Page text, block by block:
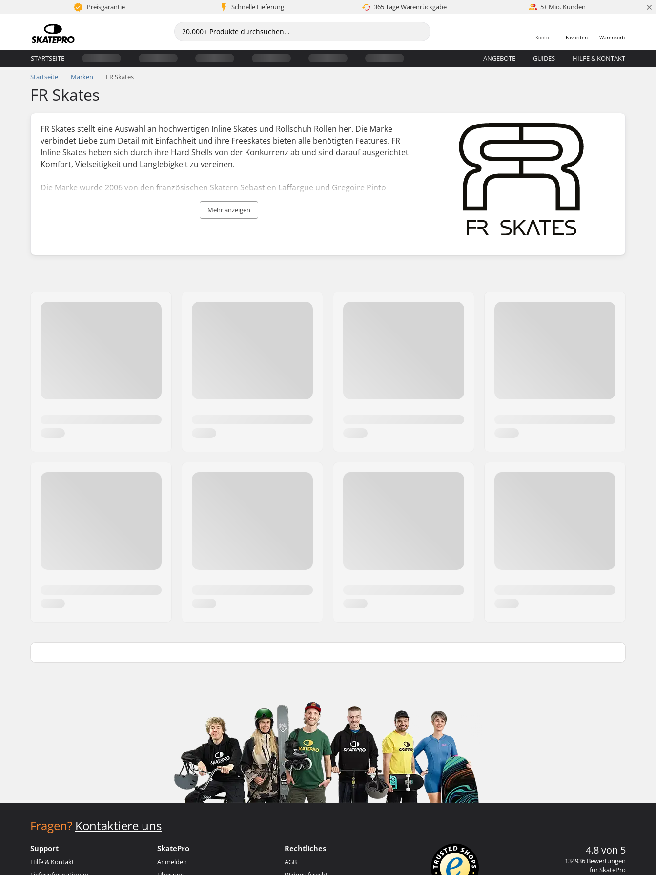
Preisgarantie Schnelle Lieferung 365 Tage Warenrückgabe 5+ Mio. Kunden ×
Warenkorb
Favoriten
Konto
STARTSEITE ANGEBOTE GUIDES HILFE & KONTAKT
Startseite Marken FR Skates
FR Skates
FR Skates stellt eine Auswahl an hochwertigen Inline Skates und Rollschuh Rollen her. Die Marke
verbindet Liebe zum Detail mit Einfachheit und ihre Freeskates bieten alle benötigten Features. FR
Inline Skates heben sich durch ihre Hard Shells von der Konkurrenz ab und sind darauf ausgerichtet
Komfort, Vielseitigkeit und Langlebigkeit zu vereinen.
Die Marke wurde 2006 von den französischen Skatern Sebastien Laffargue und Gregoire Pinto
gegründet. Diese Kombination hat zur Beliebtheit von Modellen wie dem FR1 und dem FRX 80 geführt.
Mehr anzeigen
Fragen? Kontaktiere uns
Support
Hilfe & Kontakt
SkatePro
Anmelden
Rechtliches
AGB
4.8 von 5
134936 Bewertungen
für SkatePro